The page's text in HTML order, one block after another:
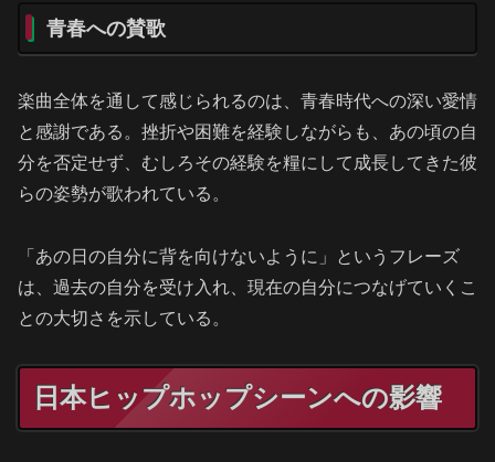
青春への賛歌
楽曲全体を通して感じられるのは、青春時代への深い愛情
と感謝である。挫折や困難を経験しながらも、あの頃の自
分を否定せず、むしろその経験を糧にして成長してきた彼
らの姿勢が歌われている。
「あの日の自分に背を向けないように」というフレーズ
は、過去の自分を受け入れ、現在の自分につなげていくこ
との大切さを示している。
日本ヒップホップシーンへの影響